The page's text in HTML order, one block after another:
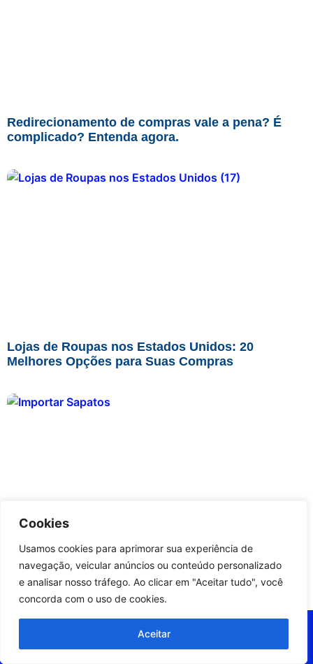
Cookies
Usamos cookies para aprimorar sua experiência de
navegação, veicular anúncios ou conteúdo personalizado
e analisar nosso tráfego. Ao clicar em "Aceitar tudo", você
concorda com o uso de cookies.
Aceitar
Redirecionamento de compras vale a pena? É
complicado? Entenda agora.
Lojas de Roupas nos Estados Unidos: 20
Melhores Opções para Suas Compras
Importar Sapatos pela Farfetch, Zalando e
MyTheresa